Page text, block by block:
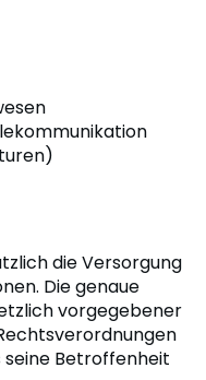
die Versorgung
Die genaue
vorgegebener
seine Betroffenheit